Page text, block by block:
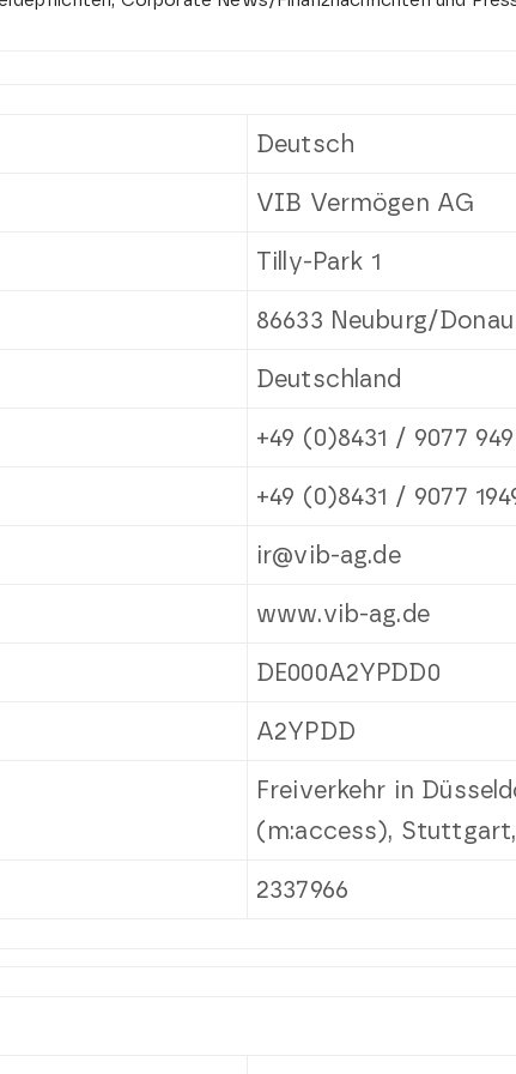
Deutsch
VIB Vermögen AG
Tilly-Park 1
86633 Neuburg/Donau
Deutschland
+49 (0)8431 / 9077 949
+49 (0)8431 / 9077
ir@vib-ag.de
www.vib-ag.de
DE000A2YPDD0
A2YPDD
Freiverkehr in
(m:access),
2337966